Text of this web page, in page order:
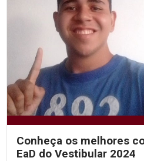
Conheça os melhores
EaD do Vestibular 2024